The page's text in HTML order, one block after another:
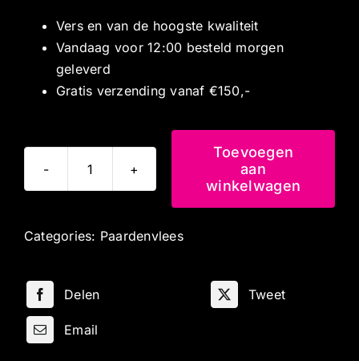
Vers en van de hoogste kwaliteit
Vandaag voor 12:00 besteld morgen
geleverd
Gratis verzending vanaf €150,-
Paarden
Toevoegen
aan
winkelwagen
Categories: Paardenvlees
Delen Tweet
Email